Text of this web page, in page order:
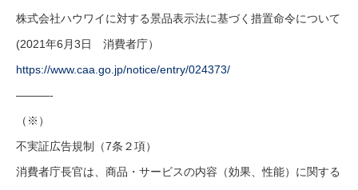
株式会社ハウワイに対する景品表示法に基づく措置命令について
(2021年6月3日 消費者庁）
https://www.caa.go.jp/notice/entry/024373/
———-
（※）
不実証広告規制（7条２項）
消費者庁長官は、商品・サービスの内容（効果、性能）に関する